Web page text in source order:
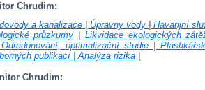
Chrudim:
a kanalizace Úpravny vody Havarijní
průzkumy Likvidace ekologických
Odradonování, optimalizační studie |
publikací |Analýza rizika
Chrudim: